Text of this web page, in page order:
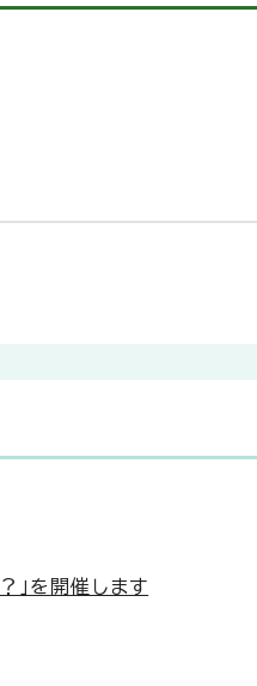
」を開催します